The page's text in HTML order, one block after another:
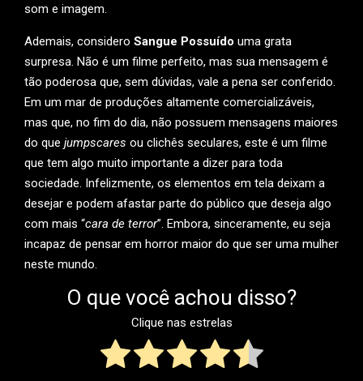
som e imagem.
Ademais, considero Sangue Possuído uma grata
surpresa. Não é um filme perfeito, mas sua mensagem é
tão poderosa que, sem dúvidas, vale a pena ser conferido.
Em um mar de produções altamente comercializáveis,
mas que, no fim do dia, não possuem mensagens maiores
do que jumpscares ou clichês seculares, este é um filme
que tem algo muito importante a dizer para toda
sociedade. Infelizmente, os elementos em tela deixam a
desejar e podem afastar parte do público que deseja algo
com mais “cara de terror”. Embora, sinceramente, eu seja
incapaz de pensar em horror maior do que ser uma mulher
neste mundo.
O que você achou disso?
Clique nas estrelas